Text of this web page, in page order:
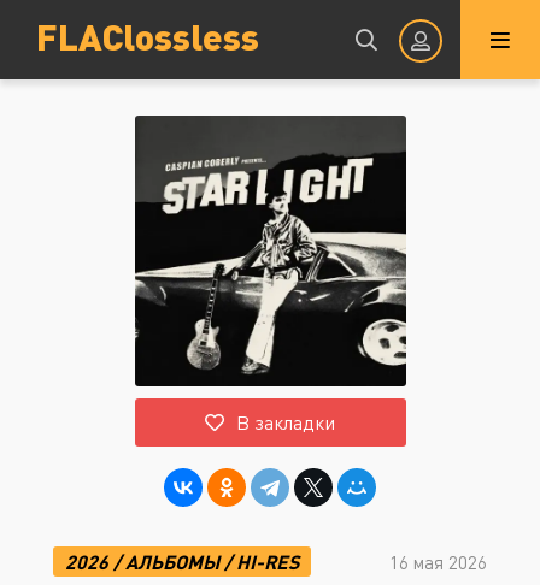
FLAClossless
Запомнить
ВОЙТИ НА САЙТ
Восстановить пароль
Или войти через
В закладки
2026 /АЛЬБОМЫ/HI-RES 16 мая 2026